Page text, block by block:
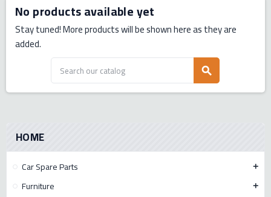
HOME
Car Spare Parts add
Furniture add
No products available yet
Stay tuned! More products will be shown here as they are
added.
search